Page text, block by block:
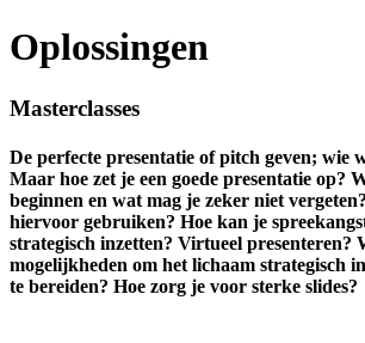
Oplossingen
Masterclasses
De perfecte presentatie of pitch geven; wie
Maar hoe zet je een goede presentatie op?
beginnen en wat mag je zeker niet
hiervoor gebruiken? Hoe kan je
strategisch inzetten? Virtueel presenteren? Wat zijn alle
mogelijkheden om het lichaam strategisch
te bereiden? Hoe zorg je voor sterke slides?